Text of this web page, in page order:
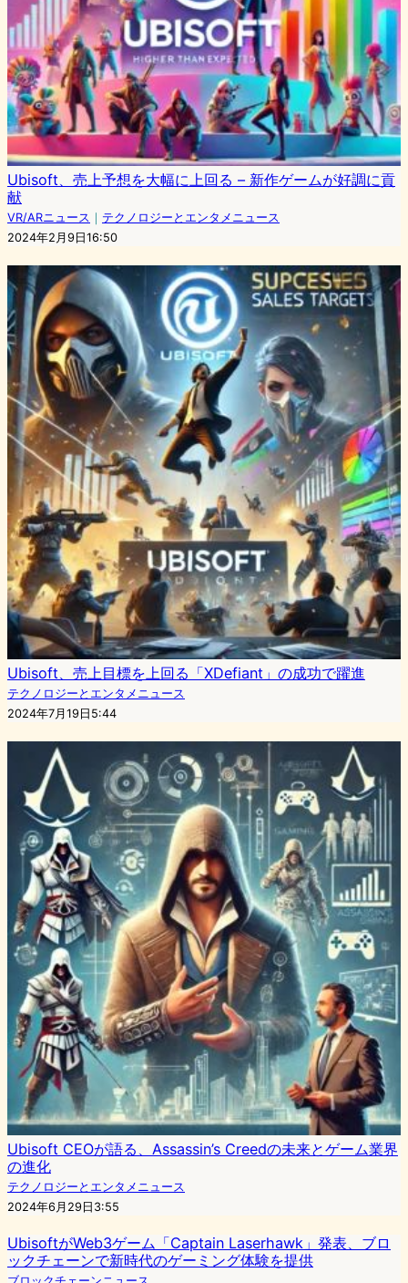
Ubisoft、売上予想を大幅に上回る – 新作ゲームが好調に貢
献
VR/ARニュース ｜ テクノロジーとエンタメニュース
2024年2月9日16:50
Ubisoft、売上目標を上回る「XDefiant」の成功で躍進
テクノロジーとエンタメニュース
2024年7月19日5:44
Ubisoft CEOが語る、Assassin’s Creedの未来とゲーム業界
の進化
テクノロジーとエンタメニュース
2024年6月29日3:55
UbisoftがWeb3ゲーム「Captain Laserhawk」発表、ブロ
ックチェーンで新時代のゲーミング体験を提供